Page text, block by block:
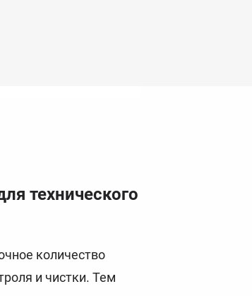
технического
количество
и чистки. Тем